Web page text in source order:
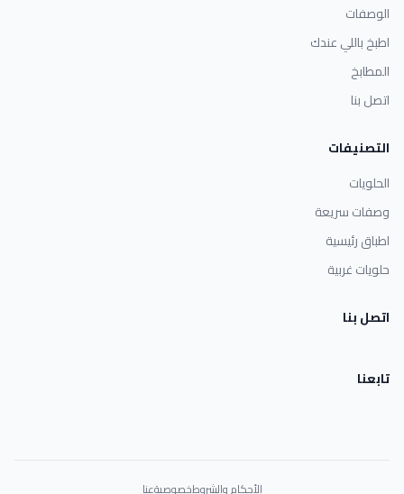
الوصفات
اطبخ باللي عندك
المطابخ
اتصل بنا
التصنيفات
الحلويات
وصفات سريعة
اطباق رئيسية
حلويات غربية
اتصل بنا
تابعنا
الأحكام والشروطخصوصيةعنا